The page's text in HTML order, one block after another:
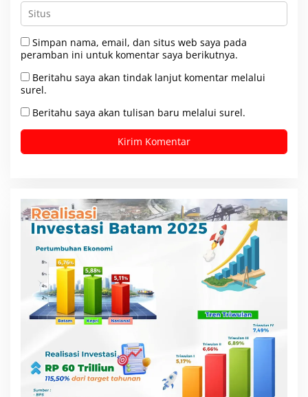
Simpan nama, email, dan situs web saya pada
peramban ini untuk komentar saya berikutnya.
Beritahu saya akan tindak lanjut komentar melalui
surel.
Beritahu saya akan tulisan baru melalui surel.